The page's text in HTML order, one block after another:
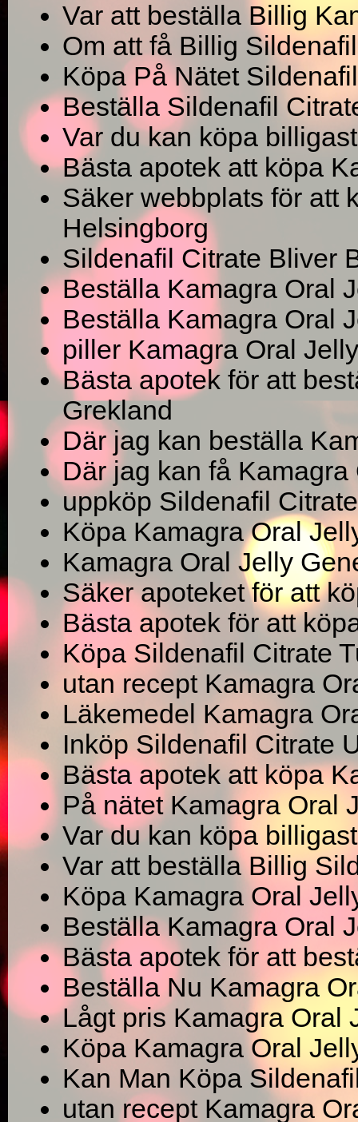
Var att beställa Billig
Om att få Billig
Köpa På Nätet
Beställa Sildenafil
Var du kan köpa
Bästa apotek att köpa
Säker webbplats för att
Helsingborg
Sildenafil Citrate Bliver
Beställa Kamagra Oral
Beställa Kamagra Oral
piller Kamagra Oral
Bästa apotek för att
Grekland
Där jag kan beställa
Där jag kan få
uppköp Sildenafil
Köpa Kamagra Oral
Kamagra Oral Jelly
Säker apoteket för att
Bästa apotek för att
Köpa Sildenafil Citrate
utan recept Kamagra
Läkemedel Kamagra
Inköp Sildenafil Citrate
Bästa apotek att köpa
På nätet Kamagra Oral
Var du kan köpa
Var att beställa Billig
Köpa Kamagra Oral
Beställa Kamagra Oral
Bästa apotek för att
Beställa Nu Kamagra
Lågt pris Kamagra Oral
Köpa Kamagra Oral
Kan Man Köpa
utan recept Kamagra